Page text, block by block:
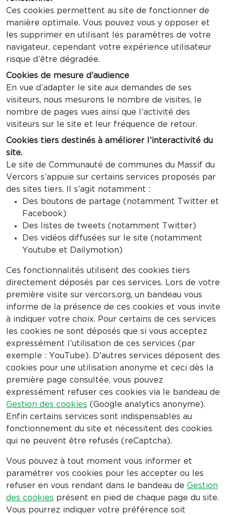
Ces cookies permettent au site de fonctionner de
manière optimale. Vous pouvez vous y opposer et
les supprimer en utilisant les paramètres de votre
navigateur, cependant votre expérience utilisateur
risque d’être dégradée.
Cookies de mesure d’audience
En vue d’adapter le site aux demandes de ses
visiteurs, nous mesurons le nombre de visites, le
nombre de pages vues ainsi que l’activité des
visiteurs sur le site et leur fréquence de retour.
Cookies tiers destinés à améliorer l’interactivité du
site.
Le site de Communauté de communes du Massif du
Vercors s’appuie sur certains services proposés par
des sites tiers. Il s’agit notamment :
Des boutons de partage (notamment Twitter et
Facebook)
Des listes de tweets (notamment Twitter)
Des vidéos diffusées sur le site (notamment
Youtube et Dailymotion)
Ces fonctionnalités utilisent des cookies tiers
directement déposés par ces services. Lors de votre
première visite sur vercors.org, un bandeau vous
informe de la présence de ces cookies et vous invite
à indiquer votre choix. Pour certains de ces services
les cookies ne sont déposés que si vous acceptez
expressément l’utilisation de ces services (par
exemple : YouTube). D'autres services déposent des
cookies pour une utilisation anonyme et ceci dès la
première page consultée, vous pouvez
expressément refuser ces cookies via le bandeau de
Gestion des cookies (Google analytics anonyme).
Enfin certains services sont indispensables au
fonctionnement du site et nécessitent des cookies
qui ne peuvent être refusés (reCaptcha).
Vous pouvez à tout moment vous informer et
paramétrer vos cookies pour les accepter ou les
refuser en vous rendant dans le bandeau de Gestion
des cookies présent en pied de chaque page du site.
Vous pourrez indiquer votre préférence soit